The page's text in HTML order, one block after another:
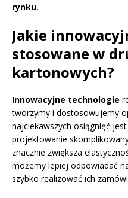
rynku.
Jakie
stosowane w
kartonowych?
Innowacyjne technologie
tworzymy i dostosowujemy
najciekawszych osiągnięć jest
projektowanie
znacznie zwiększa
możemy lepiej odpowiadać
szybko realizować ich